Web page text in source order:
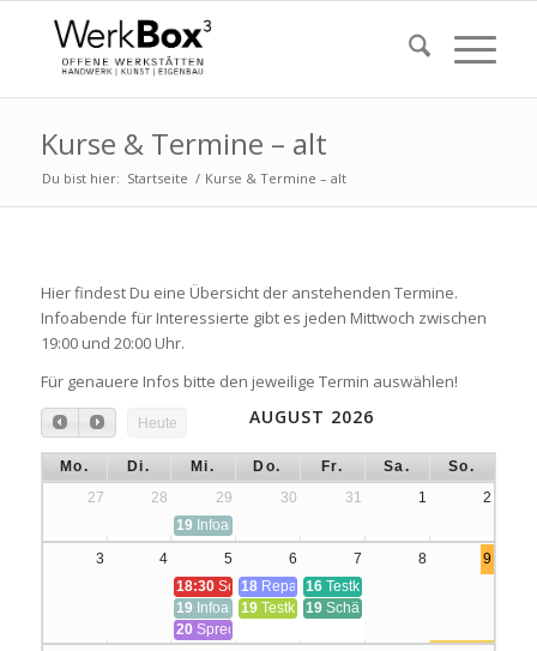
Kurse & Termine – alt
Du bist hier: Startseite / Kurse & Termine – alt
Hier findest Du eine Übersicht der anstehenden Termine.
Infoabende für Interessierte gibt es jeden Mittwoch zwischen
19:00 und 20:00 Uhr.
Für genauere Infos bitte den jeweilige Termin auswählen!
Heute AUGUST 2026
Mo. Di. Mi. Do. Fr. Sa.
So.
27
28 29 30 31 1
2
19 Infoabend
3
4 5 6 7 8
9
18:30 Schutzgasschweißen (MAG) für Anfänger:innen
18 Repair Café in der WerkBox³
16 Testkurs - bitte ignorieren
19 Infoabend
19 Testkurs19 Schärfen von Stemm- und
20 Sprechstunde Holzwerkstatt (Angebot nur für